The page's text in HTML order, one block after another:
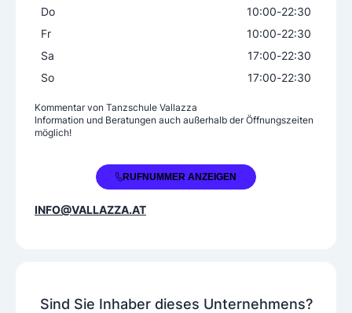
Tanzangebot
Modetänze
Spezielle Leistungen
Tirols neuester Tanz- und Event-Hotspot bietet R
aum für anspruchsvolle Events - vom Tanzkurs, T
bis hin zu anspruchsvollen Kleinevents (Konzerte,
Tanzausrüstung
Sind Sie Inhaber dieses Unternehmens?
Do
10:00-22:30
Fr
10:00-22:30
Sa
17:00-22:30
So
17:00-22:30
Kommentar von Tanzschule Vallazza
Information und Beratungen auch außerhalb der Öffnungszeiten
möglich!
+43 664 2043840RUFNUMMER ANZEIGEN
INFO@VALLAZZA.AT